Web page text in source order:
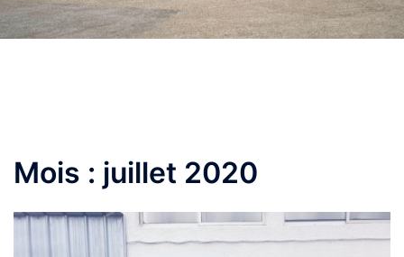
Mois : juillet 2020